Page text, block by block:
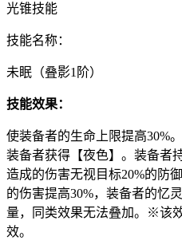
光锥技能
技能名称：
未眠（叠影1阶）
技能效果：
使装备者的生命上限提高30%
装备者获得【夜色】。装备者
造成的伤害无视目标20%的防
的伤害提高30%，装备者的忆
量，同类效果无法叠加。※该
效。